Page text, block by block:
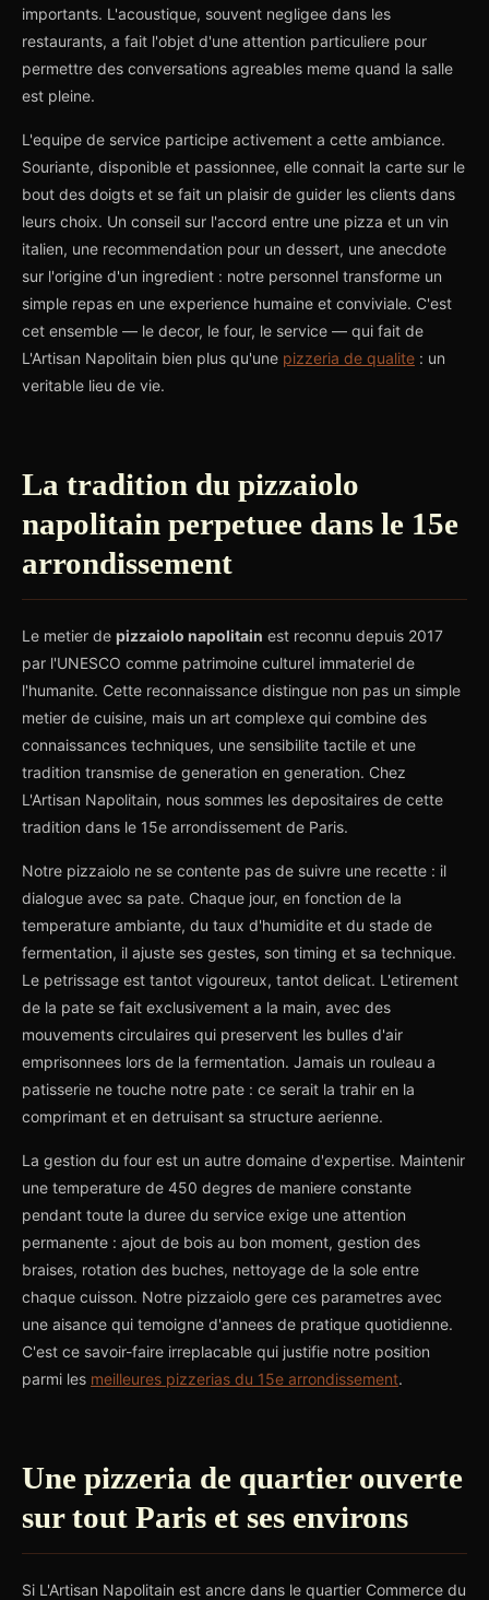
importants. L'acoustique, souvent negligee dans les
restaurants, a fait l'objet d'une attention particuliere pour
permettre des conversations agreables meme quand la salle
est pleine.
L'equipe de service participe activement a cette ambiance.
Souriante, disponible et passionnee, elle connait la carte sur le
bout des doigts et se fait un plaisir de guider les clients dans
leurs choix. Un conseil sur l'accord entre une pizza et un vin
italien, une recommendation pour un dessert, une anecdote
sur l'origine d'un ingredient : notre personnel transforme un
simple repas en une experience humaine et conviviale. C'est
cet ensemble — le decor, le four, le service — qui fait de
L'Artisan Napolitain bien plus qu'une pizzeria de qualite : un
veritable lieu de vie.
La tradition du pizzaiolo
napolitain perpetuee dans le 15e
arrondissement
Le metier de pizzaiolo napolitain est reconnu depuis 2017
par l'UNESCO comme patrimoine culturel immateriel de
l'humanite. Cette reconnaissance distingue non pas un simple
metier de cuisine, mais un art complexe qui combine des
connaissances techniques, une sensibilite tactile et une
tradition transmise de generation en generation. Chez
L'Artisan Napolitain, nous sommes les depositaires de cette
tradition dans le 15e arrondissement de Paris.
Notre pizzaiolo ne se contente pas de suivre une recette : il
dialogue avec sa pate. Chaque jour, en fonction de la
temperature ambiante, du taux d'humidite et du stade de
fermentation, il ajuste ses gestes, son timing et sa technique.
Le petrissage est tantot vigoureux, tantot delicat. L'etirement
de la pate se fait exclusivement a la main, avec des
mouvements circulaires qui preservent les bulles d'air
emprisonnees lors de la fermentation. Jamais un rouleau a
patisserie ne touche notre pate : ce serait la trahir en la
comprimant et en detruisant sa structure aerienne.
La gestion du four est un autre domaine d'expertise. Maintenir
une temperature de 450 degres de maniere constante
pendant toute la duree du service exige une attention
permanente : ajout de bois au bon moment, gestion des
braises, rotation des buches, nettoyage de la sole entre
chaque cuisson. Notre pizzaiolo gere ces parametres avec
une aisance qui temoigne d'annees de pratique quotidienne.
C'est ce savoir-faire irreplacable qui justifie notre position
parmi les meilleures pizzerias du 15e arrondissement.
Une pizzeria de quartier ouverte
sur tout Paris et ses environs
Si L'Artisan Napolitain est ancre dans le quartier Commerce du